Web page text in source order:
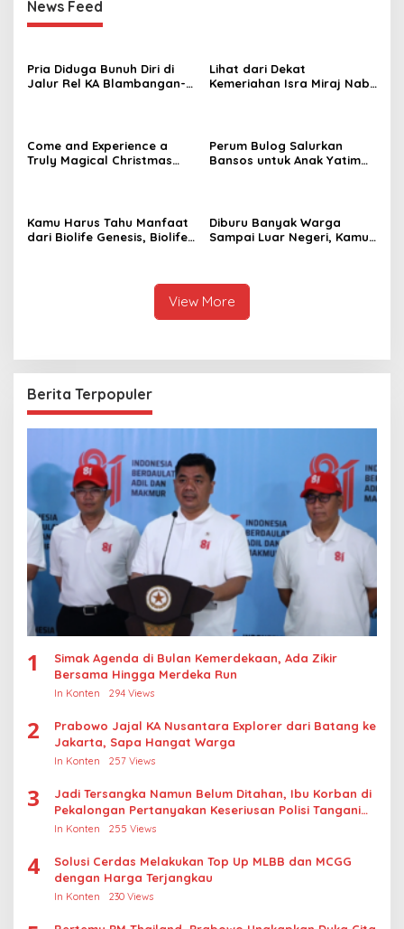
News Feed
Pria Diduga Bunuh Diri di
Jalur Rel KA Blambangan-
Lihat dari Dekat
Kemeriahan Isra Miraj Nabi
Jakbar
Come and Experience a
Truly Magical Christmas
Perum Bulog Salurkan
Bansos untuk Anak Yatim
Kamu Harus Tahu Manfaat
dari Biolife Genesis, Biolife
Diburu Banyak Warga
Sampai Luar Negeri, Kamu
View More
Berita Terpopuler
1
Simak Agenda di Bulan Kemerdekaan, Ada Zikir
Bersama Hingga Merdeka Run
In Konten 294 Views
2
Prabowo Jajal KA Nusantara Explorer dari Batang ke
Jakarta, Sapa Hangat Warga
In Konten 257 Views
3
Jadi Tersangka Namun Belum Ditahan, Ibu Korban di
Pekalongan Pertanyakan Keseriusan Polisi Tangani
Kasus Rudapksa Sampai Anaknya Hamil
In Konten 255 Views
4
Solusi Cerdas Melakukan Top Up MLBB dan MCGG
dengan Harga Terjangkau
In Konten 230 Views